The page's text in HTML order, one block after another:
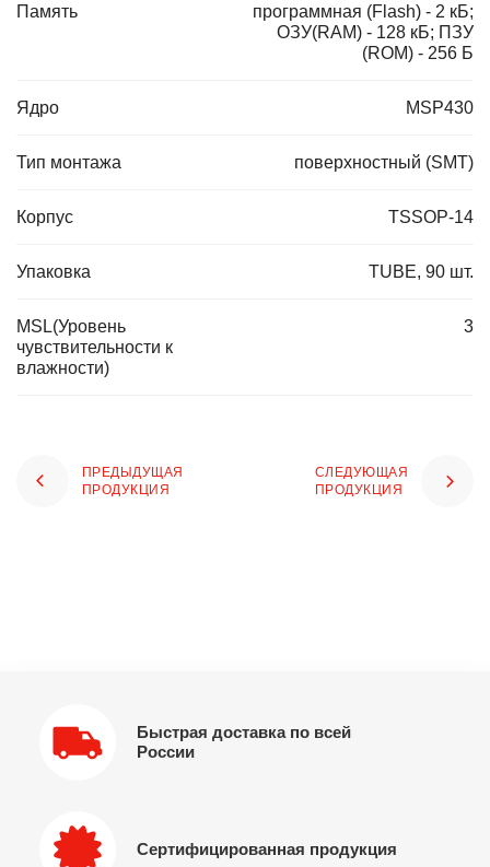
Память
программная (Flash) - 2 кБ;
ОЗУ(RAM) - 128 кБ; ПЗУ
(ROM) - 256 Б
Ядро MSP430
Тип монтажа поверхностный (SMT)
Корпус TSSOP-14
Упаковка TUBE, 90 шт.
MSL(Уровень
чувствительности к
влажности)
3
ПРЕДЫДУЩАЯ
ПРОДУКЦИЯ
СЛЕДУЮЩАЯ
ПРОДУКЦИЯ
Быстрая доставка по всей
России
Сертифицированная продукция